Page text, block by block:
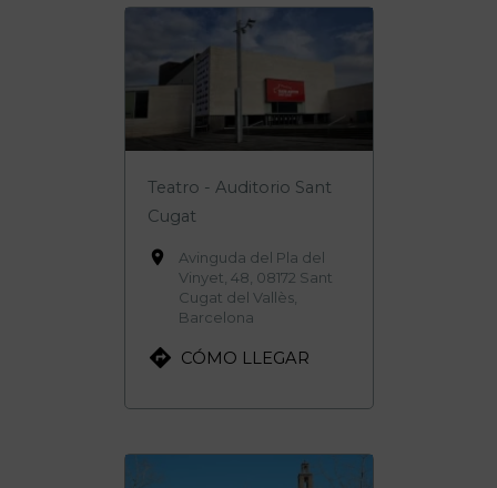
Teatro - Auditorio Sant
Cugat

Avinguda del Pla del
Vinyet, 48, 08172 Sant
Cugat del Vallès,
Barcelona
 CÓMO LLEGAR